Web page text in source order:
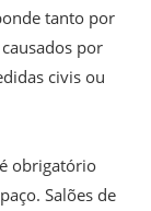
tanto por
por
civis ou
obrigatório
Salões de